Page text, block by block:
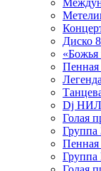
Диско
«Божья
Пенная
Dj НИЛ
Голая
Группа
Пенная
Группа